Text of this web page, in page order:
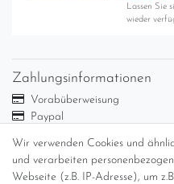
Lassen Sie
wieder
Wir verwenden Cookies und
und verarbeiten
Webseite (z.B. IP-Adresse), um
Zahlungsinformationen
Vorabüberweisung
Paypal
Versandinformationen